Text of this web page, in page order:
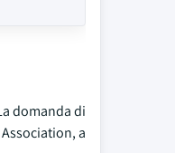
domanda di
a